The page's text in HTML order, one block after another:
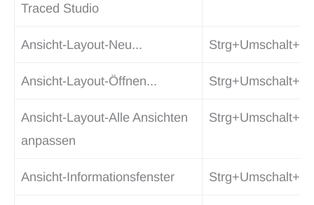
Traced Studio
Ansicht-Layout-Neu... Strg+Umschalt+N
Ansicht-Layout-Öffnen... Strg+Umschalt+O
Ansicht-Layout-Alle Ansichten
anpassen
Strg+Umschalt+F
Ansicht-Informationsfenster Strg+Umschalt+S